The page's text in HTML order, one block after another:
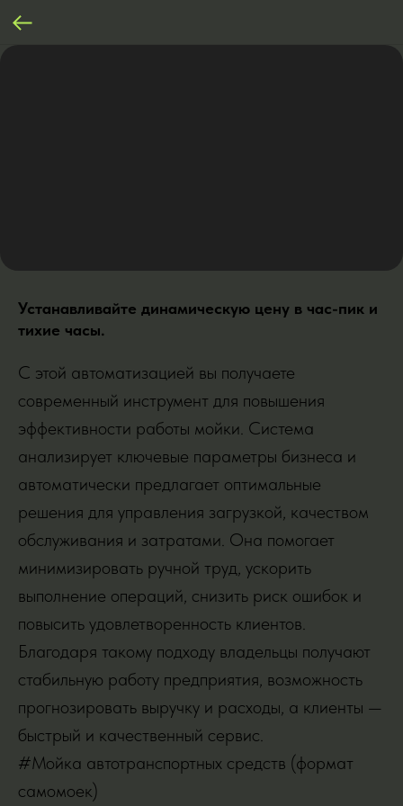
Устанавливайте динамическую цену в час-пик и
тихие часы.
С этой автоматизацией вы получаете
современный инструмент для повышения
эффективности работы мойки. Система
анализирует ключевые параметры бизнеса и
автоматически предлагает оптимальные
решения для управления загрузкой, качеством
обслуживания и затратами. Она помогает
минимизировать ручной труд, ускорить
выполнение операций, снизить риск ошибок и
повысить удовлетворенность клиентов.
Благодаря такому подходу владельцы получают
стабильную работу предприятия, возможность
прогнозировать выручку и расходы, а клиенты —
быстрый и качественный сервис.
#Мойка автотранспортных средств (формат
самомоек)